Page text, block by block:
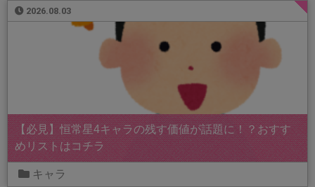
2026.08.03
【必見】恒常星4キャラの残す価値が話題に！？おすす
めリストはコチラ
キャラ